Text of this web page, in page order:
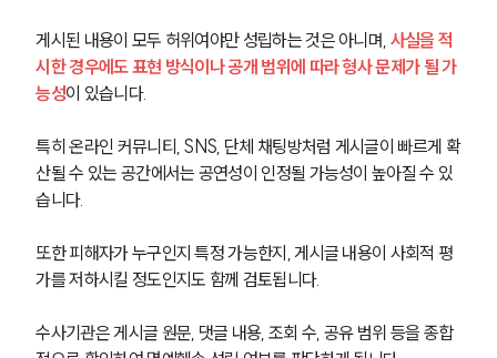
게시된 내용이 모두 허위여야만 성립하는 것은 아니며, 사실을 적
시한 경우에도 표현 방식이나 공개 범위에 따라 형사 문제가 될 가
능성이 있습니다.
특히 온라인 커뮤니티, SNS, 단체 채팅방처럼 게시글이 빠르게 확
산될 수 있는 공간에서는 공연성이 인정될 가능성이 높아질 수 있
습니다.
또한 피해자가 누구인지 특정 가능한지, 게시글 내용이 사회적 평
가를 저하시킬 정도인지도 함께 검토됩니다.
수사기관은 게시글 원문, 댓글 내용, 조회 수, 공유 범위 등을 종합